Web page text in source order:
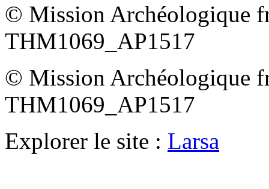
© Mission Archéologique
THM1069_AP1517
© Mission Archéologique
THM1069_AP1517
Explorer le site : Larsa